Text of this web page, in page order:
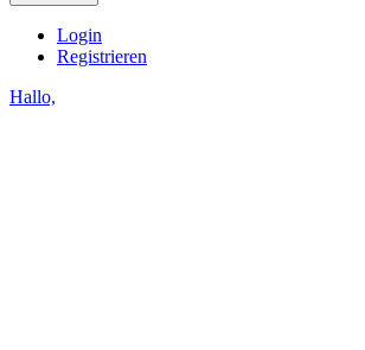
Login
Registrieren
Hallo,